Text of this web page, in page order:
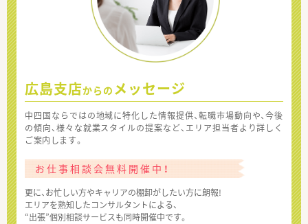
広島支店からの メッセージ
中四国ならではの地域に特化した情報提供、転職市場動向や、今後
の傾向、様々な就業スタイルの提案など、エリア担当者より詳しく
ご案内します。
お仕事相談会無料開催中！
更に、お忙しい方やキャリアの棚卸がしたい方に朗報!
エリアを熟知したコンサルタントによる、
“出張”個別相談サービスも同時開催中です。